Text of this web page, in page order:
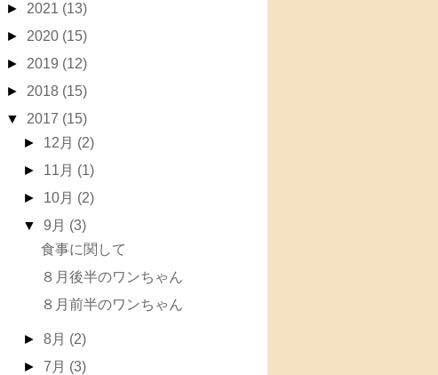
► 2021 (13)
► 2020 (15)
► 2019 (12)
► 2018 (15)
▼ 2017 (15)
► 12月 (2)
► 11月 (1)
► 10月 (2)
▼9月 (3)
食事に関して
８月後半のワンちゃん
８月前半のワンちゃん
►8月 (2)
►7月 (3)